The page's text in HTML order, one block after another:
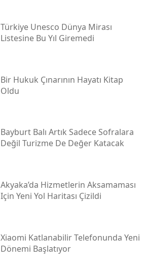
Türkiye Unesco Dünya Mirası
Listesine Bu Yıl Giremedi
Bir Hukuk Çınarının Hayatı Kitap
Oldu
Bayburt Balı Artık Sadece Sofralara
Değil Turizme De Değer Katacak
Akyaka’da Hizmetlerin Aksamaması
Için Yeni Yol Haritası Çizildi
Xiaomi Katlanabilir Telefonunda Yeni
Dönemi Başlatıyor